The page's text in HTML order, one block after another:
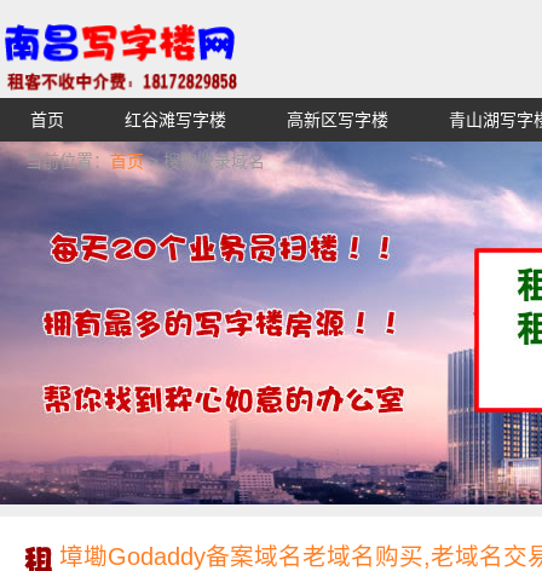
【不收中介费】南昌写字楼出租租赁招租出售,找高端高
湖青云谱写字楼
首页 红谷滩写字楼 高新区写字楼 青山湖写字
当前位置： 首页> 搜狗收录域名
墇墈Godaddy备案域名老域名购买,老域名交